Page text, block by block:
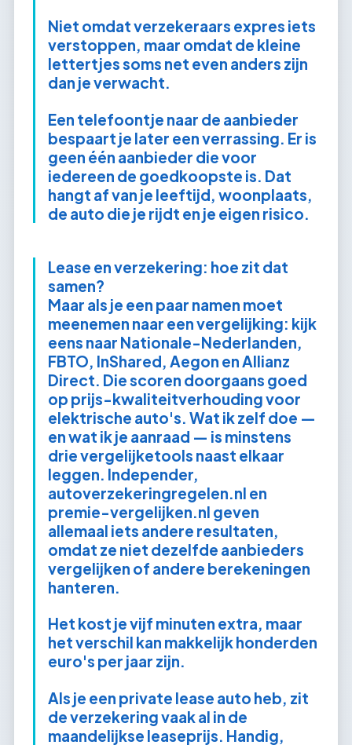
Niet omdat verzekeraars expres iets
verstoppen, maar omdat de kleine
lettertjes soms net even anders zijn
dan je verwacht.
Een telefoontje naar de aanbieder
bespaart je later een verrassing. Er is
geen één aanbieder die voor
iedereen de goedkoopste is. Dat
hangt af van je leeftijd, woonplaats,
de auto die je rijdt en je eigen risico.
Lease en verzekering: hoe zit dat
samen?
Maar als je een paar namen moet
meenemen naar een vergelijking: kijk
eens naar Nationale-Nederlanden,
FBTO, InShared, Aegon en Allianz
Direct. Die scoren doorgaans goed
op prijs-kwaliteitverhouding voor
elektrische auto's. Wat ik zelf doe —
en wat ik je aanraad — is minstens
drie vergelijketools naast elkaar
leggen. Independer,
autoverzekeringregelen.nl en
premie-vergelijken.nl geven
allemaal iets andere resultaten,
omdat ze niet dezelfde aanbieders
vergelijken of andere berekeningen
hanteren.
Het kost je vijf minuten extra, maar
het verschil kan makkelijk honderden
euro's per jaar zijn.
Als je een private lease auto heb, zit
de verzekering vaak al in de
maandelijkse leaseprijs. Handig,